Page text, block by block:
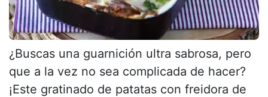
¿Buscas una guarnición ultra sabrosa, pero
que a la vez no sea complicada de hacer?
¡Este gratinado de patatas con freidora de